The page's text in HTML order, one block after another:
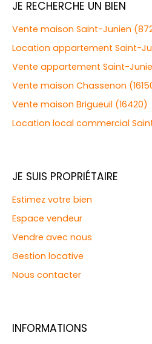
JE RECHERCHE UN BIEN
Vente maison Saint-Junien
Location appartement Saint-
Vente appartement Saint-
Vente maison Chassenon
Vente maison Brigueuil (16420)
Location local commercial
JE SUIS PROPRIÉTAIRE
Estimez votre bien
Espace vendeur
Vendre avec nous
Gestion locative
Nous contacter
INFORMATIONS